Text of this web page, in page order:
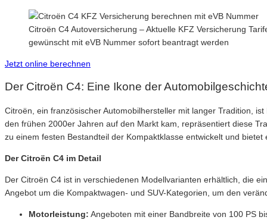
Citroën C4 Autoversicherung – Aktuelle KFZ Versicherung
gewünscht mit eVB Nummer sofort beantragt werden
Jetzt online berechnen
Der Citroën C4: Eine Ikone der
Citroën, ein französischer Automobilhersteller mit langer Tradition,
den frühen 2000er Jahren auf den Markt kam, repräsentiert diese
zu einem festen Bestandteil der Kompaktklasse entwickelt und
Der Citroën C4 im Detail
Der Citroën C4 ist in verschiedenen Modellvarianten erhältlich, die
Angebot um die Kompaktwagen- und SUV-Kategorien, um den
Motorleistung: Angeboten mit einer Bandbreite von 100 PS